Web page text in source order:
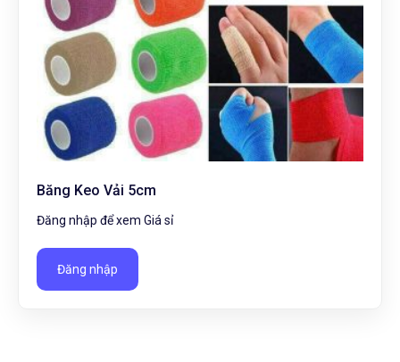
Băng Keo Vải 5cm
Đăng nhập để xem Giá sỉ
Đăng nhập